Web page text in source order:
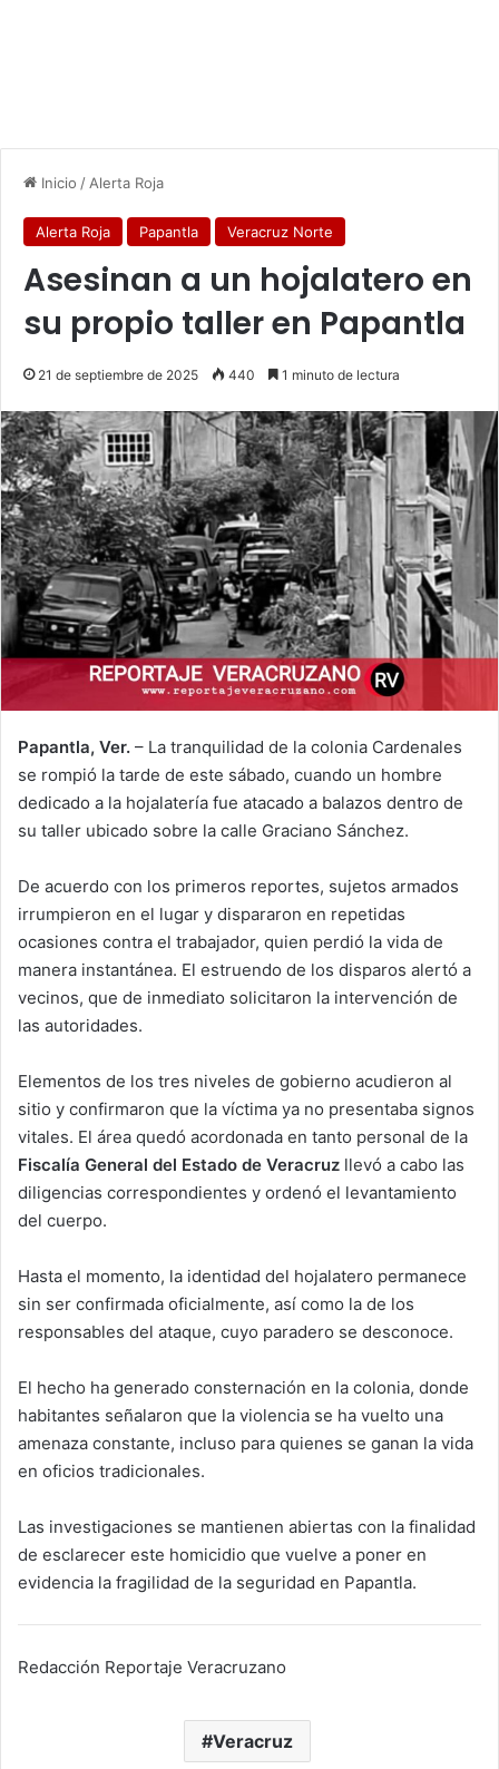
Inicio / Alerta Roja
Alerta Roja Papantla Veracruz Norte
Asesinan a un hojalatero en
su propio taller en Papantla
21 de septiembre de 2025 440 1 minuto de lectura
Papantla, Ver. – La tranquilidad de la colonia Cardenales
se rompió la tarde de este sábado, cuando un hombre
dedicado a la hojalatería fue atacado a balazos dentro de
su taller ubicado sobre la calle Graciano Sánchez.
De acuerdo con los primeros reportes, sujetos armados
irrumpieron en el lugar y dispararon en repetidas
ocasiones contra el trabajador, quien perdió la vida de
manera instantánea. El estruendo de los disparos alertó a
vecinos, que de inmediato solicitaron la intervención de
las autoridades.
Elementos de los tres niveles de gobierno acudieron al
sitio y confirmaron que la víctima ya no presentaba signos
vitales. El área quedó acordonada en tanto personal de la
Fiscalía General del Estado de Veracruz llevó a cabo las
diligencias correspondientes y ordenó el levantamiento
del cuerpo.
Hasta el momento, la identidad del hojalatero permanece
sin ser confirmada oficialmente, así como la de los
responsables del ataque, cuyo paradero se desconoce.
El hecho ha generado consternación en la colonia, donde
habitantes señalaron que la violencia se ha vuelto una
amenaza constante, incluso para quienes se ganan la vida
en oficios tradicionales.
Las investigaciones se mantienen abiertas con la finalidad
de esclarecer este homicidio que vuelve a poner en
evidencia la fragilidad de la seguridad en Papantla.
Redacción Reportaje Veracruzano
Veracruz